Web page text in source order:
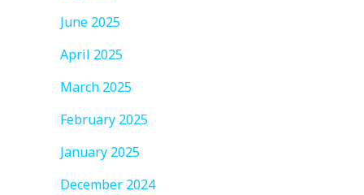
June 2025
April 2025
March 2025
February 2025
January 2025
December 2024